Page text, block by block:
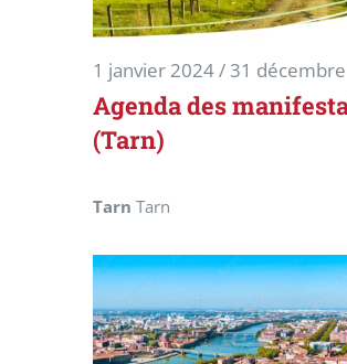
Agenda des
(Tarn)
1 janvier 2024/31
Tarn Tarn